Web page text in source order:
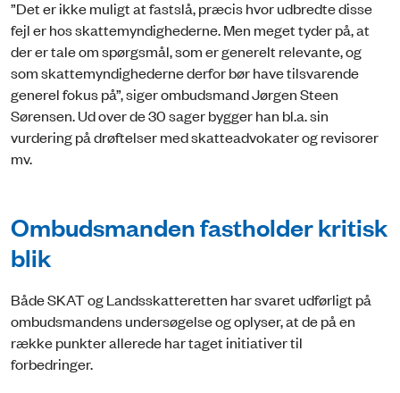
”Det er ikke muligt at fastslå, præcis hvor udbredte disse
fejl er hos skattemyndighederne. Men meget tyder på, at
der er tale om spørgsmål, som er generelt relevante, og
som skattemyndighederne derfor bør have tilsvarende
generel fokus på”, siger ombudsmand Jørgen Steen
Sørensen. Ud over de 30 sager bygger han bl.a. sin
vurdering på drøftelser med skatteadvokater og revisorer
mv.
Ombudsmanden fastholder kritisk
blik
Både SKAT og Landsskatteretten har svaret udførligt på
ombudsmandens undersøgelse og oplyser, at de på en
række punkter allerede har taget initiativer til
forbedringer.